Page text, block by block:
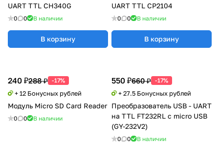
UART TTL CH340G
0 0 В наличии
В корзину
UART TTL CP2104
0 0 В наличии
В корзину
240 ₽288 ₽ -17%
+ 12 Бонусных рублей
Модуль Micro SD Card Reader
0 0 В наличии
550 ₽660 ₽ -17%
+ 27.5 Бонусных рублей
Преобразователь USB - UART
на TTL FT232RL с micro USB
(GY-232V2)
0 0 В наличии